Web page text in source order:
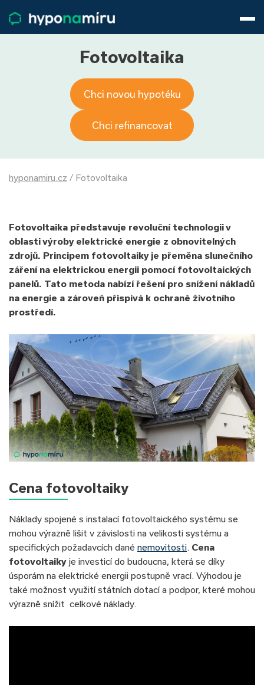
Životní pojištění
Pojištění nemovitosti
O nás
800 688 388
Přihlásit
Fotovoltaika
Chci novou hypotéku
Chci refinancovat
hyponamiru.cz / Fotovoltaika
Fotovoltaika představuje revoluční technologii v
oblasti výroby elektrické energie z obnovitelných
zdrojů. Principem fotovoltaiky je přeměna slunečního
záření na elektrickou energii pomocí fotovoltaických
panelů. Tato metoda nabízí řešení pro snížení nákladů
na energie a zároveň přispívá k ochraně životního
prostředí.
Cena fotovoltaiky
Náklady spojené s instalací fotovoltaického systému se
mohou výrazně lišit v závislosti na velikosti systému a
specifických požadavcích dané nemovitosti Cena
fotovoltaiky je investicí do budoucna, která se díky
úsporám na elektrické energii postupně vrací. Výhodou je
také možnost využití státních dotací a podpor, které mohou
výrazně snížit celkové náklady.